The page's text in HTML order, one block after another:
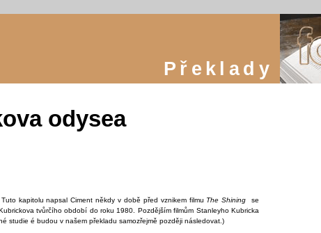
Překlady
odysea
kapitolu napsal Ciment někdy v době před vznikem filmu The Shining se
tvůrčího období do roku 1980. Pozdějším filmům Stanleyho Kubricka
studie é budou v našem překladu samozřejmě později následovat.)